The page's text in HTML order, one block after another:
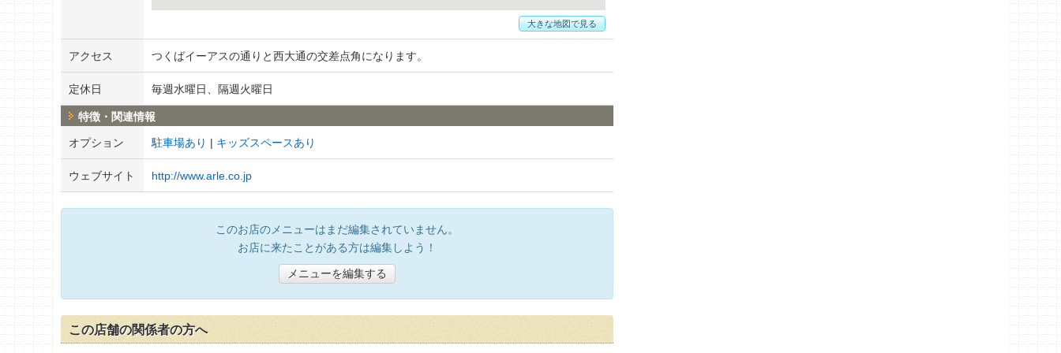
大きな地図で見る
アクセス つくばイーアスの通りと西大通の交差点角になります。
定休日 毎週水曜日、隔週火曜日
特徴・関連情報
オプション 駐車場あり キッズスペースあり
ウェブサイト http://www.arle.co.jp
このお店のメニューはまだ編集されていません。
お店に来たことがある方は編集しよう！
メニューを編集する
この店舗の関係者の方へ